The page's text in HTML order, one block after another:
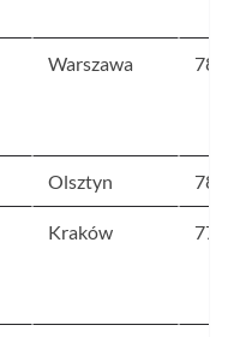
Warszawa 78
Olsztyn 78
Kraków 77